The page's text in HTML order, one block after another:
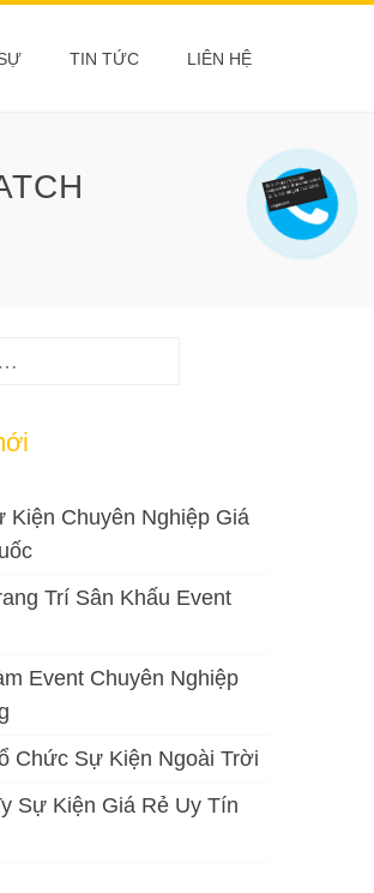
TIN TỨC LIÊN HỆ
Kiện Chuyên Nghiệp Giá
Trí Sân Khấu Event
Event Chuyên Nghiệp
Chức Sự Kiện Ngoài Trời
Sự Kiện Giá Rẻ Uy Tín